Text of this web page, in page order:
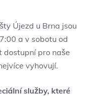
Újezd u Brna jsou
a v sobotu od
dostupní pro naše
vyhovují.
služby, které